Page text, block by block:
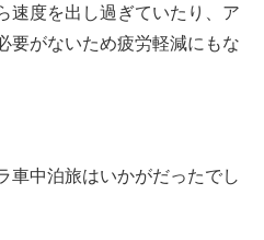
速度を出し過ぎていたり、ア
要がないため疲労軽減にもな
車中泊旅はいかがだったでし